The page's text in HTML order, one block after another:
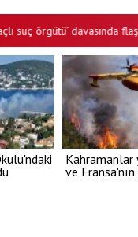
davasında flaş
Kahramanlar
ve